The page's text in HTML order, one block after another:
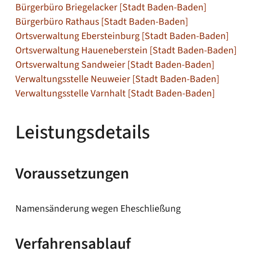
Bürgerbüro Briegelacker [Stadt Baden-Baden]
Bürgerbüro Rathaus [Stadt Baden-Baden]
Ortsverwaltung Ebersteinburg [Stadt Baden-Baden]
Ortsverwaltung Haueneberstein [Stadt Baden-Baden]
Ortsverwaltung Sandweier [Stadt Baden-Baden]
Verwaltungsstelle Neuweier [Stadt Baden-Baden]
Verwaltungsstelle Varnhalt [Stadt Baden-Baden]
Leistungsdetails
Voraussetzungen
Namensänderung wegen Eheschließung
Verfahrensablauf